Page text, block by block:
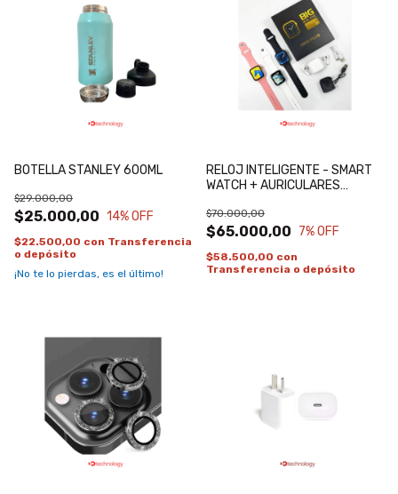
BOTELLA STANLEY 600ML
$25.000,00
$29.000,00
14% OFF
$22.500,00 con Transferencia
o depósito
¡No te lo pierdas, es el último!
RELOJ INTELIGENTE - SMART
WATCH + AURICULARES
$65.000,00
$70.000,00
7% OFF
$58.500,00 con
Transferencia o depósito